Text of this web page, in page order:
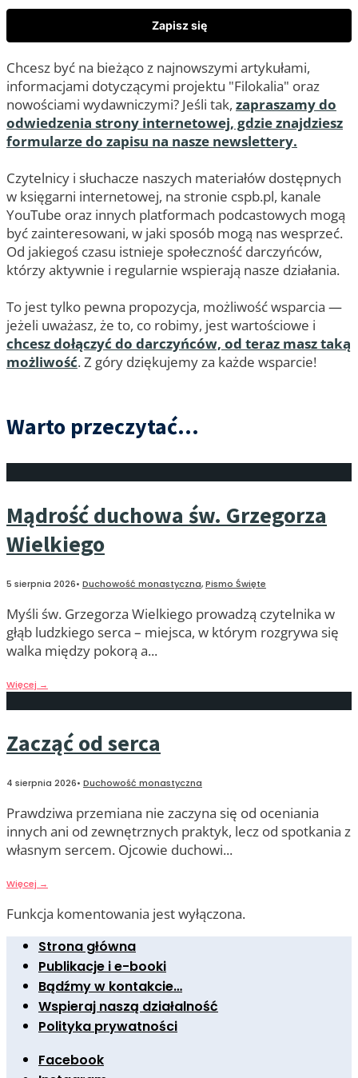
Zapisz się
Chcesz być na bieżąco z najnowszymi artykułami,
informacjami dotyczącymi projektu "Filokalia" oraz
nowościami wydawniczymi? Jeśli tak, zapraszamy do
odwiedzenia strony internetowej, gdzie znajdziesz
formularze do zapisu na nasze newslettery.
Czytelnicy i słuchacze naszych materiałów dostępnych
w księgarni internetowej, na stronie cspb.pl, kanale
YouTube oraz innych platformach podcastowych mogą
być zainteresowani, w jaki sposób mogą nas wesprzeć.
Od jakiegoś czasu istnieje społeczność darczyńców,
którzy aktywnie i regularnie wspierają nasze działania.
To jest tylko pewna propozycja, możliwość wsparcia —
jeżeli uważasz, że to, co robimy, jest wartościowe i
chcesz dołączyć do darczyńców, od teraz masz taką
możliwość. Z góry dziękujemy za każde wsparcie!
Warto przeczytać...
Mądrość duchowa św. Grzegorza
Wielkiego
5 sierpnia 2026• Duchowość monastyczna,Pismo Święte
Myśli św. Grzegorza Wielkiego prowadzą czytelnika w
głąb ludzkiego serca – miejsca, w którym rozgrywa się
walka między pokorą a...
Więcej →
Zacząć od serca
4 sierpnia 2026• Duchowość monastyczna
Prawdziwa przemiana nie zaczyna się od oceniania
innych ani od zewnętrznych praktyk, lecz od spotkania z
własnym sercem. Ojcowie duchowi...
Więcej →
Funkcja komentowania jest wyłączona.
Strona główna
Publikacje i e-booki
Bądźmy w kontakcie…
Wspieraj naszą działalność
Polityka prywatności
Facebook